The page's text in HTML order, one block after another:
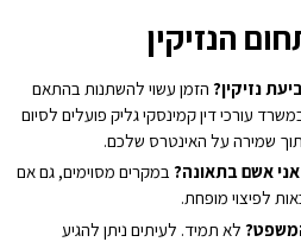
הנזיקין
נזיקין? הזמן עשוי להשתנות בהתאם
עורכי דין קמינסקי גליק פועלים לסיום
שמירה על האינטרס שלכם.
אשם בתאונה? במקרים מסוימים, גם אם
לפיצוי מופחת.
לא תמיד. לעיתים ניתן להגיע